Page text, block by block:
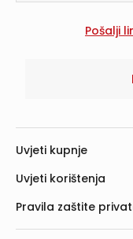
Uvjeti kupnje
Uvjeti korištenja
Pravila zaštite